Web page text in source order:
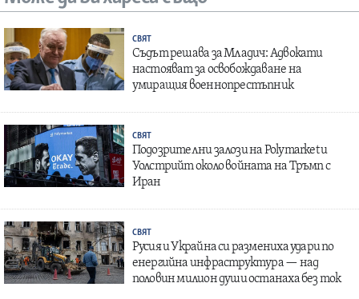
СВЯТ
Съдът решава за Младич: Адвокати
настояват за освобождаване на
умиращия военнопрестъпник
СВЯТ
Подозрителни залози на Polymarket и
Уолстрийт около войната на Тръмп с
Иран
СВЯТ
Русия и Украйна си размениха удари по
енергийна инфраструктура — над
половин милион души останаха без ток